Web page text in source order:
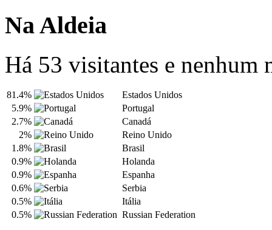
Na Aldeia
Há 53 visitantes e nenhum
81.4%
Estados Unidos
5.9%
Portugal
2.7%
Canadá
2%
Reino Unido
1.8%
Brasil
0.9%
Holanda
0.9%
Espanha
0.6%
Serbia
0.5%
Itália
0.5%
Russian Federation